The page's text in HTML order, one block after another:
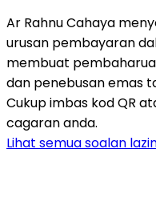
Ar Rahnu Cahaya
urusan pembayaran
membuat
dan penebusan emas
Cukup imbas kod QR
cagaran anda.
Lihat semua soalan